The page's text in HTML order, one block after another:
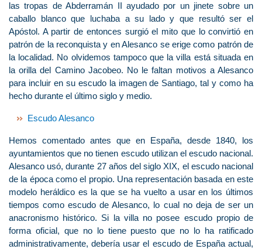
las tropas de Abderramán II ayudado por un jinete sobre un
caballo blanco que luchaba a su lado y que resultó ser el
Apóstol. A partir de entonces surgió el mito que lo convirtió en
patrón de la reconquista y en Alesanco se erige como patrón de
la localidad. No olvidemos tampoco que la villa está situada en
la orilla del Camino Jacobeo. No le faltan motivos a Alesanco
para incluir en su escudo la imagen de Santiago, tal y como ha
hecho durante el último siglo y medio.
Escudo Alesanco
Hemos comentado antes que en España, desde 1840, los
ayuntamientos que no tienen escudo utilizan el escudo nacional.
Alesanco usó, durante 27 años del siglo XIX, el escudo nacional
de la época como el propio. Una representación basada en este
modelo heráldico es la que se ha vuelto a usar en los últimos
tiempos como escudo de Alesanco, lo cual no deja de ser un
anacronismo histórico. Si la villa no posee escudo propio de
forma oficial, que no lo tiene puesto que no lo ha ratificado
administrativamente, debería usar el escudo de España actual,